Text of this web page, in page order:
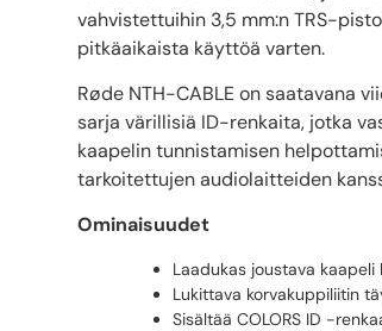
vahvistettuihin 3,5 mm:n TRS-
pitkäaikaista käyttöä varten.
Røde NTH-CABLE on saatavana
sarja värillisiä ID-renkaita, jotka
kaapelin tunnistamisen
tarkoitettujen audiolaitteiden
Ominaisuudet
Laadukas joustava
Lukittava korvakuppiliitin
Sisältää COLORS ID -